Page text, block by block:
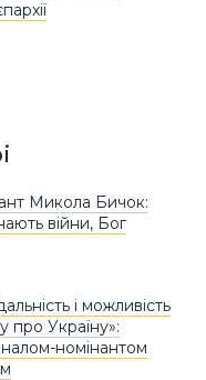
Микола Бичок:
війни, Бог
і можливість
про Україну»:
номінантом